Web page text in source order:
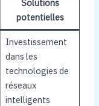
Solutions
potentielles
Investissement
dans les
technologies de
réseaux
intelligents